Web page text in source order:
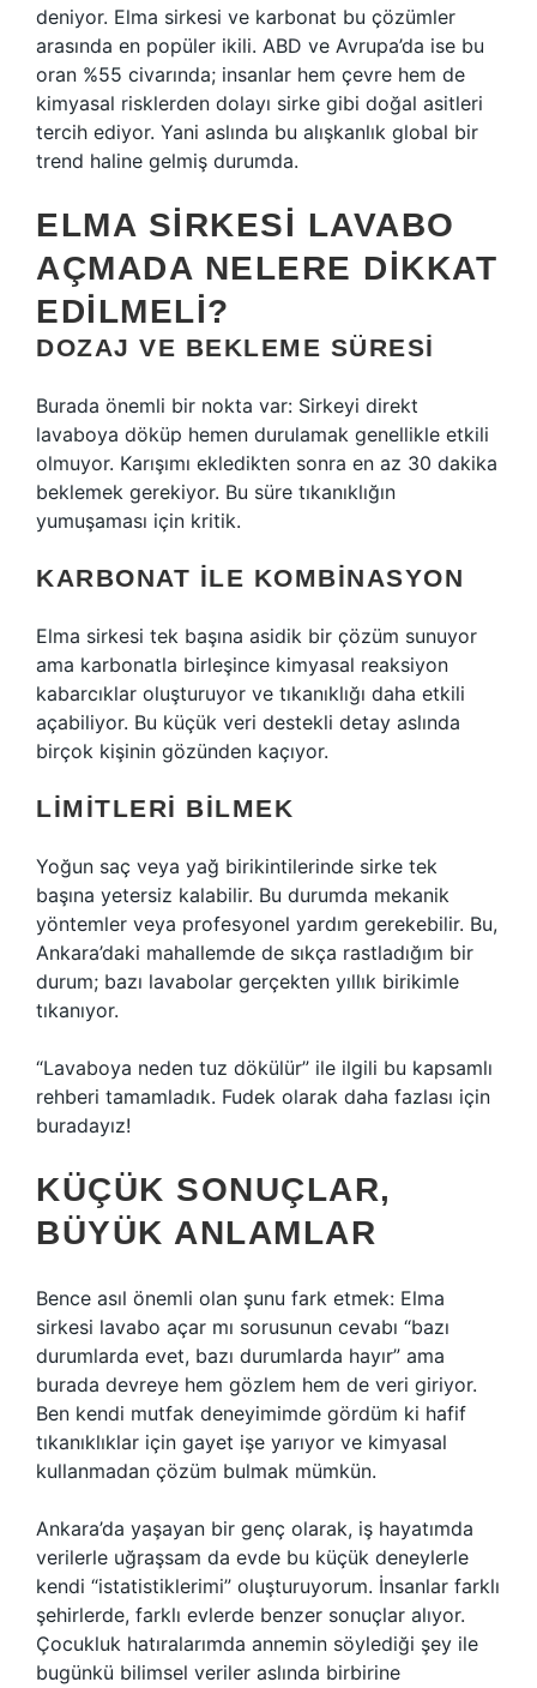
deniyor. Elma sirkesi ve karbonat bu çözümler
arasında en popüler ikili. ABD ve Avrupa’da ise bu
oran %55 civarında; insanlar hem çevre hem de
kimyasal risklerden dolayı sirke gibi doğal asitleri
tercih ediyor. Yani aslında bu alışkanlık global bir
trend haline gelmiş durumda.
ELMA SIRKESI LAVABO
AÇMADA NELERE DIKKAT
EDILMELI?
DOZAJ VE BEKLEME SÜRESI
Burada önemli bir nokta var: Sirkeyi direkt
lavaboya döküp hemen durulamak genellikle etkili
olmuyor. Karışımı ekledikten sonra en az 30 dakika
beklemek gerekiyor. Bu süre tıkanıklığın
yumuşaması için kritik.
KARBONAT ILE KOMBINASYON
Elma sirkesi tek başına asidik bir çözüm sunuyor
ama karbonatla birleşince kimyasal reaksiyon
kabarcıklar oluşturuyor ve tıkanıklığı daha etkili
açabiliyor. Bu küçük veri destekli detay aslında
birçok kişinin gözünden kaçıyor.
LIMITLERI BILMEK
Yoğun saç veya yağ birikintilerinde sirke tek
başına yetersiz kalabilir. Bu durumda mekanik
yöntemler veya profesyonel yardım gerekebilir. Bu,
Ankara’daki mahallemde de sıkça rastladığım bir
durum; bazı lavabolar gerçekten yıllık birikimle
tıkanıyor.
“Lavaboya neden tuz dökülür” ile ilgili bu kapsamlı
rehberi tamamladık. Fudek olarak daha fazlası için
buradayız!
KÜÇÜK SONUÇLAR,
BÜYÜK ANLAMLAR
Bence asıl önemli olan şunu fark etmek: Elma
sirkesi lavabo açar mı sorusunun cevabı “bazı
durumlarda evet, bazı durumlarda hayır” ama
burada devreye hem gözlem hem de veri giriyor.
Ben kendi mutfak deneyimimde gördüm ki hafif
tıkanıklıklar için gayet işe yarıyor ve kimyasal
kullanmadan çözüm bulmak mümkün.
Ankara’da yaşayan bir genç olarak, iş hayatımda
verilerle uğraşsam da evde bu küçük deneylerle
kendi “istatistiklerimi” oluşturuyorum. İnsanlar farklı
şehirlerde, farklı evlerde benzer sonuçlar alıyor.
Çocukluk hatıralarımda annemin söylediği şey ile
bugünkü bilimsel veriler aslında birbirine